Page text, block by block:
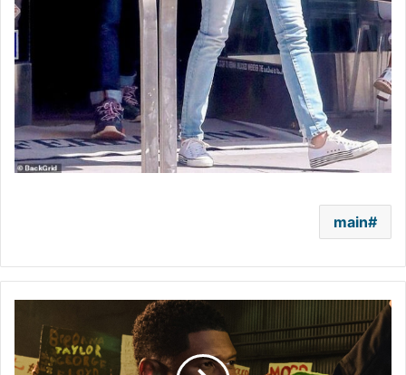
main
آشر
يطرح
أغنية